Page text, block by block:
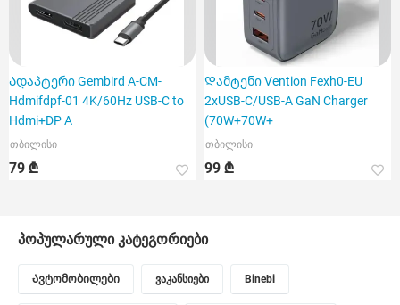
Ადაპტერი Gembird A-CM-
Hdmifdpf-01 4K/60Hz USB-C to
Hdmi+DP A
თბილისი
79 ₾
Დამტენი Vention Fexh0-EU
2xUSB-C/USB-A GaN Charger
(70W+70W+
თბილისი
99 ₾
პოპულარული კატეგორიები
Ავტომობილები ვაკანსიები Binebi